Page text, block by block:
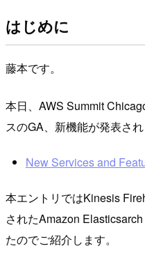
はじめに
藤本です。
本日、AWS Summit
スのGA、新機能が発表され
New Services and
本エントリではKinesis
されたAmazon
たのでご紹介します。